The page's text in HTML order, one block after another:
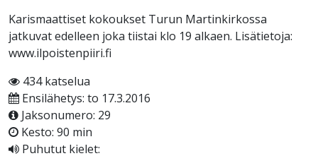
Karismaattiset kokoukset Turun Martinkirkossa
jatkuvat edelleen joka tiistai klo 19 alkaen. Lisätietoja:
www.ilpoistenpiiri.fi
434 katselua
Ensilähetys: to 17.3.2016
Jaksonumero: 29
Kesto: 90 min
Puhutut kielet: